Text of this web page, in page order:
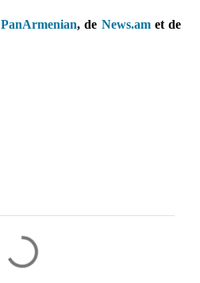
PanArmenian, de News.ametde